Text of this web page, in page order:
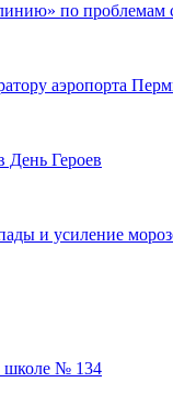
по
аэропорта
День Героев
и усиление
школе № 134